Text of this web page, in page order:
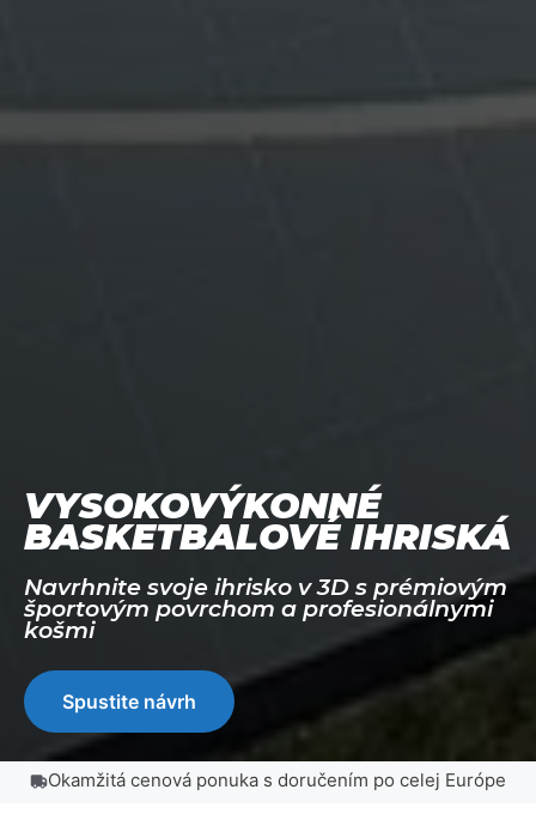
VYSOKOVÝKONNÉ
BASKETBALOVÉ IHRISKÁ
Navrhnite svoje ihrisko v 3D s prémiovým
športovým povrchom a profesionálnymi
košmi
Spustite návrh
Okamžitá cenová ponuka s doručením po celej Európe